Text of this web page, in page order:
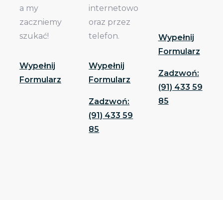
a my
zaczniemy
szukać!
Wypełnij
Formularz
internetowo
oraz przez
telefon.
Wypełnij
Formularz
Zadzwoń:
(91) 433 59
85
Wypełnij
Formularz
Zadzwoń:
(91) 433 59
85